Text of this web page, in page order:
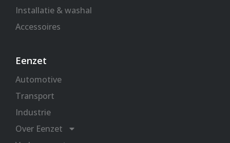
Installatie & washal
Accessoires
Eenzet
Automotive
Transport
Industrie
Over Eenzet